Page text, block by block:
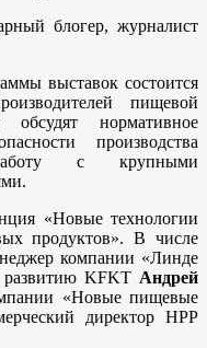
блогер, журналист
выставок состоится
пищевой
нормативное
производства
с крупными
«Новые технологии
продуктов». В числе
компании «Линде
KFKT Андрей
«Новые пищевые
директор HPP